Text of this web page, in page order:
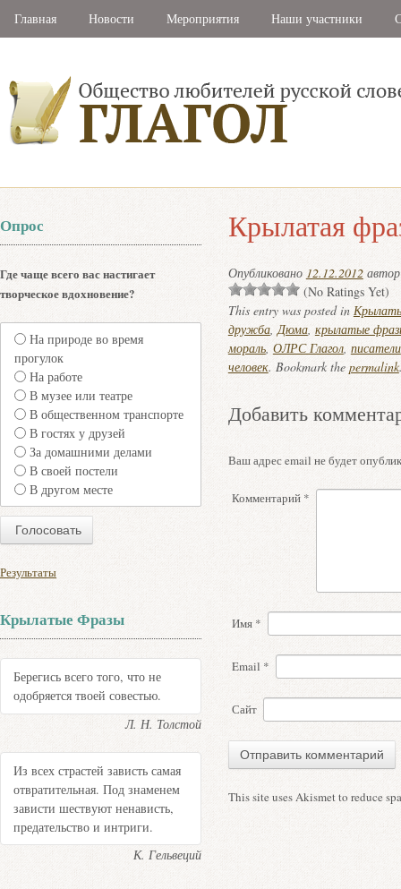
Главная Новости Мероприятия Наши участники
Крылатая
Опубликовано 12.12.2012
(No Ratings Yet)
This entry was posted in
дружба,Дюма, крылатые
мораль, ОЛРС Глагол, писатели
человек. Bookmark the permalink
Добавить
Ваш адрес email не будет
Комментарий *
Имя *
Email *
Сайт
This site uses Akismet to reduce
Опрос
Где чаще всего вас настигает
творческое вдохновение?
На природе во время
прогулок
На работе
В музее или театре
В общественном транспорте
В гостях у друзей
За домашними делами
В своей постели
В другом месте
Результаты
Крылатые Фразы
Берегись всего того, что не
одобряется твоей совестью.
Л. Н. Толстой
Из всех страстей зависть самая
отвратительная. Под знаменем
зависти шествуют ненависть,
предательство и интриги.
К. Гельвеций